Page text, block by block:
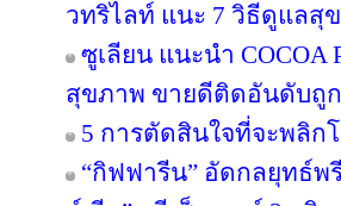
วทริไลท์ แนะ 7 วิธีดูแลสุ
ซูเลียน แนะนำ
สุขภาพ ขายดีติดอันดับถู
5 การตัดสินใจที่จะพลิก
“กิฟฟารีน” อัดกลยุทธ์พ